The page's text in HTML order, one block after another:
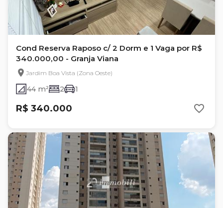
Cond Reserva Raposo c/ 2 Dorm e 1 Vaga por R$
340.000,00 - Granja Viana
Jardim Boa Vista (Zona Oeste)
44 m² 2 1
R$ 340.000